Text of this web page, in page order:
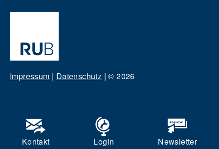
Impressum | Datenschutz |© 2026
Kontakt Login Newsletter